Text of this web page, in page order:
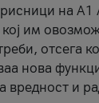
на
им
отсега
нова
вредност и